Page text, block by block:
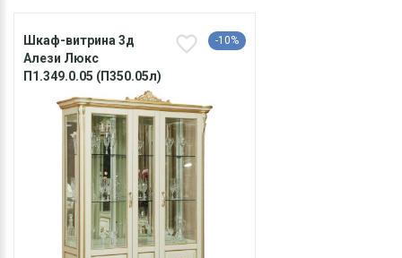
Шкаф-витрина 3д
Алези Люкс
П1.349.0.05 (П350.05л)
-10%